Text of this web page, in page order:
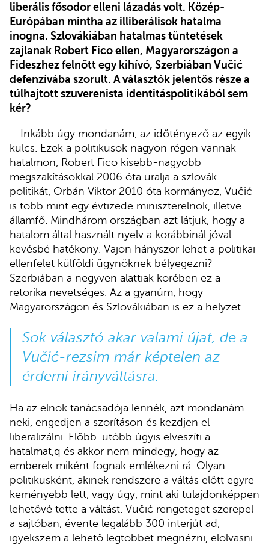
liberális fősodor elleni lázadás volt. Közép-
Európában mintha az illiberálisok hatalma
inogna. Szlovákiában hatalmas tüntetések
zajlanak Robert Fico ellen, Magyarországon a
Fideszhez felnőtt egy kihívó, Szerbiában Vučić
defenzívába szorult. A választók jelentős része a
túlhajtott szuverenista identitáspolitikából sem
kér?
– Inkább úgy mondanám, az időtényező az egyik
kulcs. Ezek a politikusok nagyon régen vannak
hatalmon, Robert Fico kisebb-nagyobb
megszakításokkal 2006 óta uralja a szlovák
politikát, Orbán Viktor 2010 óta kormányoz, Vučić
is több mint egy évtizede miniszterelnök, illetve
államfő. Mindhárom országban azt látjuk, hogy a
hatalom által használt nyelv a korábbinál jóval
kevésbé hatékony. Vajon hányszor lehet a politikai
ellenfelet külföldi ügynöknek bélyegezni?
Szerbiában a negyven alattiak körében ez a
retorika nevetséges. Az a gyanúm, hogy
Magyarországon és Szlovákiában is ez a helyzet.
Sok választó akar valami újat, de a
Vučić-rezsim már képtelen az
érdemi irányváltásra.
Ha az elnök tanácsadója lennék, azt mondanám
neki, engedjen a szorításon és kezdjen el
liberalizálni. Előbb-utóbb úgyis elveszíti a
hatalmat,q és akkor nem mindegy, hogy az
emberek miként fognak emlékezni rá. Olyan
politikusként, akinek rendszere a váltás előtt egyre
keményebb lett, vagy úgy, mint aki tulajdonképpen
lehetővé tette a váltást. Vučić rengeteget szerepel
a sajtóban, évente legalább 300 interjút ad,
igyekszem a lehető legtöbbet megnézni, elolvasni